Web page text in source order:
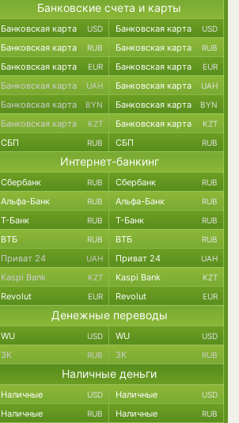
Банковские счета и карты
Банковская карта USD Банковская карта USD
Банковская карта RUB Банковская карта RUB
Банковская карта EUR Банковская карта EUR
Банковская карта UAH Банковская карта UAH
Банковская карта BYN Банковская карта BYN
Банковская карта KZT Банковская карта KZT
СБП RUB СБП RUB
Интернет-банкинг
Сбербанк RUB Сбербанк RUB
Альфа-Банк RUB Альфа-Банк RUB
Т-Банк RUB Т-Банк RUB
ВТБ RUB ВТБ RUB
Приват 24 UAH Приват 24 UAH
Kaspi Bank KZT Kaspi Bank KZT
Revolut EUR Revolut EUR
Денежные переводы
WU USD WU USD
ЗК RUB ЗК RUB
Наличные деньги
Наличные USD Наличные USD
Наличные RUB Наличные RUB